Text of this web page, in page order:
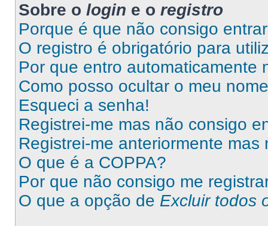
Sobre o login e o registro
Porque é que não consigo
O registro é obrigatório para
Por que entro automaticamente
Como posso ocultar o meu
Esqueci a senha!
Registrei-me mas não consigo
Registrei-me anteriormente
O que é a COPPA?
Por que não consigo me
O que a opção de Excluir todos